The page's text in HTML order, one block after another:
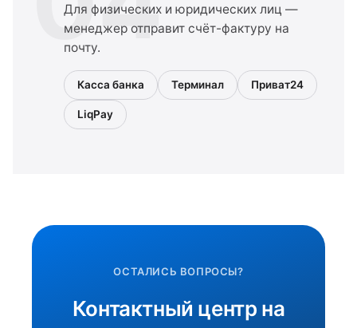
Для физических и юридических лиц —
менеджер отправит счёт-фактуру на
почту.
Касса банка Терминал Приват24
LiqPay
ОСТАЛИСЬ ВОПРОСЫ?
Контактный центр на